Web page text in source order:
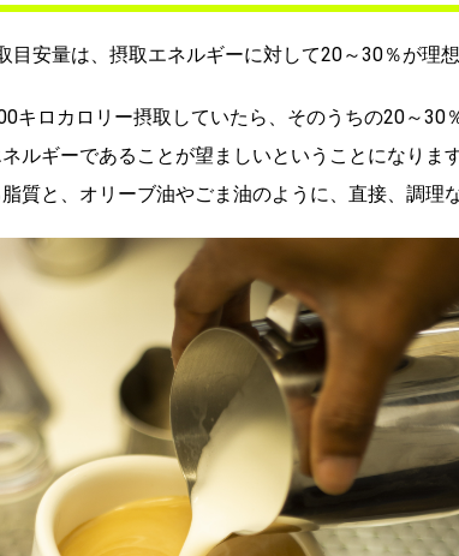
目安量は、摂取エネルギーに対して20～30％が理想
キロカロリー摂取していたら、そのうちの20～
ルギーであることが望ましいということになりま
質と、オリーブ油やごま油のように、直接、調理